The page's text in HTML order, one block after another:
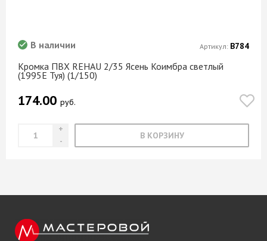
Кромка ПВХ REHAU 2/35 Ясень Коимбра светлый
(1995Е Туя) (1/150)
В наличии
174.00 руб.
В КОРЗИНУ
Артикул: В784